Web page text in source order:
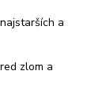
a
zlom a